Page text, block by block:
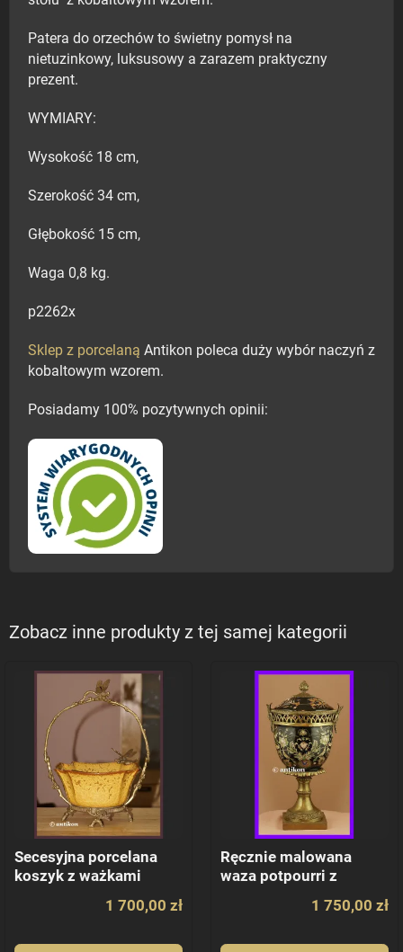
Patera do orzechów to świetny pomysł na
nietuzinkowy, luksusowy a zarazem praktyczny
prezent.
WYMIARY:
Wysokość 18 cm,
Szerokość 34 cm,
Głębokość 15 cm,
Waga 0,8 kg.
p2262x
Sklep z porcelaną Antikon poleca duży wybór naczyń z
kobaltowym wzorem.
Posiadamy 100% pozytywnych opinii:
Zobacz inne produkty z tej samej kategorii
Secesyjna porcelana
koszyk z ważkami
1 700,00 zł
Ręcznie malowana
waza potpourri z
1 750,00 zł